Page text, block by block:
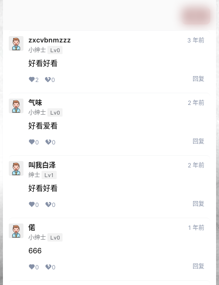
zxcvbnmzzz
小绅士 Lv0
3 年前
好看好看
2 0 回复
气味
小绅士 Lv0
2 年前
好看爱看
0 0 回复
叫我白泽
绅士 Lv1
2 年前
好看好看
0 0 回复
偌
小绅士 Lv0
1 年前
666
0 0 回复